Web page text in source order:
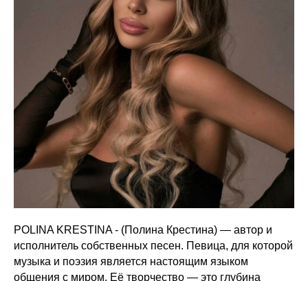
POLINA KRESTINA - (Полина Крестина) — автор и
исполнитель собственных песен. Певица, для которой
музыка и поэзия является настоящим языком
общения с миром. Её творчество — это глубина